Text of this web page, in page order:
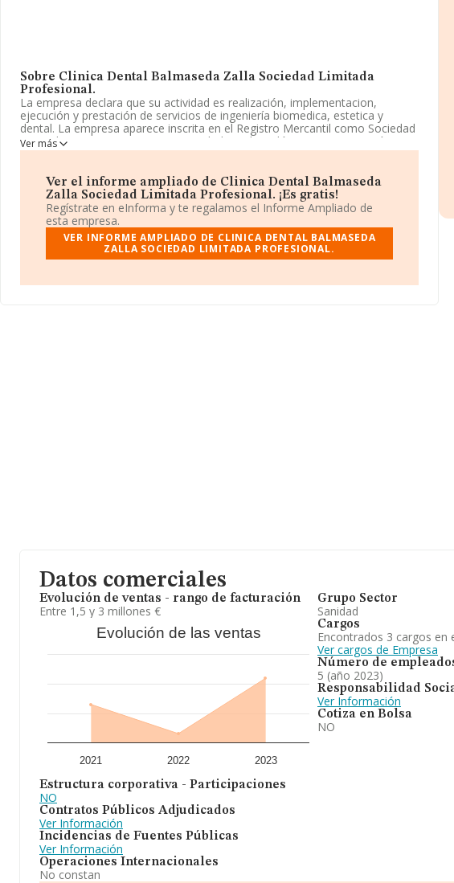
Sobre Clinica Dental Balmaseda Zalla Sociedad Limitada
Profesional.
La empresa declara que su actividad es realización, implementacion,
ejecución y prestación de servicios de ingeniería biomedica, estetica y
dental. La empresa aparece inscrita en el Registro Mercantil como Sociedad
Limitada. Tiene CNAE: 8623 - 'Actividades odontológicas'. La compañía no
tiene actividad en mercados exteriores.
El número de empleados se ha incrementado un 25% y según las cifras
existentes en la base de datos de INFORMA, el número de empleados ha
estado por encima de la media de sector.
Para comunicarse con sus oficinas, el número de teléfono es 946390505.
La compañíaClinica Dental Balmaseda Zalla Sociedad Limitada
Renobales Pb núm. 2, (48860), en el municipio de Zalla, en Vizcaya, País
Ver más
Ver el informe ampliado de Clinica Dental Balmaseda
Zalla Sociedad Limitada Profesional. ¡Es gratis!
Regístrate en eInforma y te regalamos el Informe Ampliado de
esta empresa.
VER INFORME AMPLIADO DE CLINICA DENTAL BALMASEDA
ZALLA SOCIEDAD LIMITADA PROFESIONAL.
Datos comerciales
Evolución de ventas - rango de facturación
Entre 1,5 y 3 millones €
Evolución de las ventas
2021 2022 2023
Estructura corporativa - Participaciones
NO
Contratos Públicos Adjudicados
Ver Información
Incidencias de Fuentes Públicas
Ver Información
Operaciones Internacionales
No constan
Grupo Sector
Sanidad
Cargos
Encontrados 3 cargos en
Ver cargos de Empresa
Número de
5 (año 2023)
Responsabilidad
Ver Información
Cotiza en Bolsa
NO